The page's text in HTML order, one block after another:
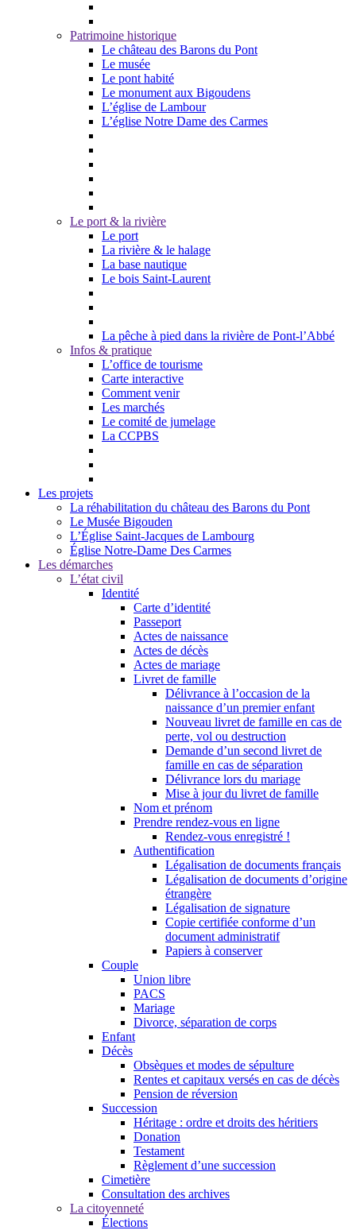
Patrimoine historique
Le château des Barons du Pont
Le musée
Le pont habité
Le monument aux Bigoudens
L’église de Lambour
L’église Notre Dame des Carmes
Le port & la rivière
Le port
La rivière & le halage
La base nautique
Le bois Saint-Laurent
La pêche à pied dans la rivière de Pont-l’Abbé
Infos & pratique
L’office de tourisme
Carte interactive
Comment venir
Les marchés
Le comité de jumelage
La CCPBS
Les projets
La réhabilitation du château des Barons du Pont
Le Musée Bigouden
L’Église Saint-Jacques de Lambourg
Église Notre-Dame Des Carmes
Les démarches
L’état civil
Identité
Carte d’identité
Passeport
Actes de naissance
Actes de décès
Actes de mariage
Livret de famille
Délivrance à l’occasion de la
naissance d’un premier enfant
Nouveau livret de famille en cas de
perte, vol ou destruction
Demande d’un second livret de
famille en cas de séparation
Délivrance lors du mariage
Mise à jour du livret de famille
Nom et prénom
Prendre rendez-vous en ligne
Rendez-vous enregistré !
Authentification
Légalisation de documents français
Légalisation de documents d’origine
étrangère
Légalisation de signature
Copie certifiée conforme d’un
document administratif
Papiers à conserver
Couple
Union libre
PACS
Mariage
Divorce, séparation de corps
Enfant
Décès
Obsèques et modes de sépulture
Rentes et capitaux versés en cas de décès
Pension de réversion
Succession
Héritage : ordre et droits des héritiers
Donation
Testament
Règlement d’une succession
Cimetière
Consultation des archives
La citoyenneté
Élections